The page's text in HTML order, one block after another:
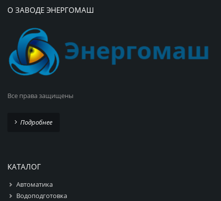
О ЗАВОДЕ ЭНЕРГОМАШ
Все права защищены
Подробнее
КАТАЛОГ
Автоматика
Водоподготовка